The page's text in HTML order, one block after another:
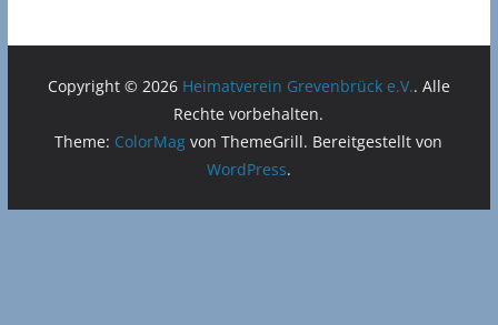
Copyright © 2026 Heimatverein Grevenbrück e.V.. Alle
Rechte vorbehalten.
Theme: ColorMag von ThemeGrill. Bereitgestellt von
WordPress.